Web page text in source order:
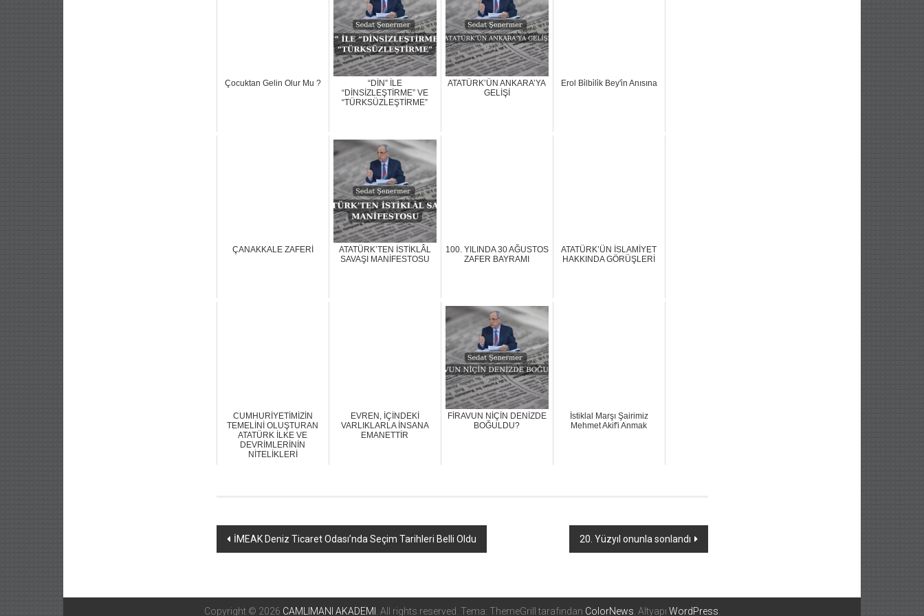
Çocuktan Gelin Olur Mu ?
“DİN” İLE
“DİNSİZLEŞTİRME” VE
“TÜRKSÜZLEŞTİRME”
ATATÜRK’ÜN ANKARA’YA
GELİŞİ
Erol Bi̇lbi̇li̇k Bey'i̇n Anısına
ÇANAKKALE ZAFERİ
ATATÜRK’TEN İSTİKLÂL
SAVAŞI MANİFESTOSU
100. YILINDA 30 AĞUSTOS
ZAFER BAYRAMI
ATATÜRK’ÜN İSLAMİYET
HAKKINDA GÖRÜŞLERİ
CUMHURİYETİMİZİN
TEMELİNİ OLUŞTURAN
ATATÜRK İLKE VE
DEVRİMLERİNİN
NİTELİKLERİ
EVREN, İÇİNDEKİ
VARLIKLARLA İNSANA
EMANETTİR
FİRAVUN NİÇİN DENİZDE
BOĞULDU?
İstiklal Marşı Şairimiz
Mehmet Akif'i Anmak
Yazı
İMEAK Deniz Ticaret Odası’nda Seçim Tarihleri Belli Oldu 20. Yüzyıl onunla sonlandı
Copyright © 2026 CAMLIMANI AKADEMI . All rights reserved. Tema: ThemeGrill tarafından ColorNews. Altyapı WordPress.